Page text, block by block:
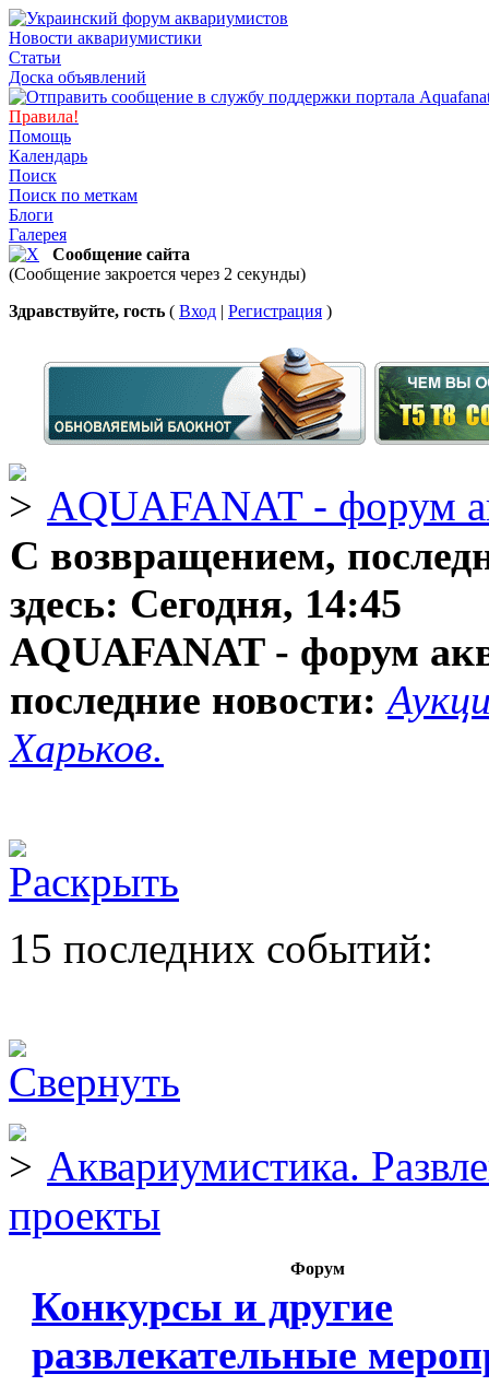
Новости аквариумистики
Статьи
Доска объявлений
Правила!
Помощь
Календарь
Поиск
Поиск по меткам
Блоги
Галерея
Сообщение сайта
(Сообщение закроется через 2 секунды)
Здравствуйте, гость ( Вход | Регистрация )
AQUAFANAT - форум
С возвращением,
здесь: Сегодня, 14:45
AQUAFANAT - форум
последние новости:
Харьков.
15 последних событий:
Аквариумистика.
проекты
Форум
Конкурсы и другие
развлекательные